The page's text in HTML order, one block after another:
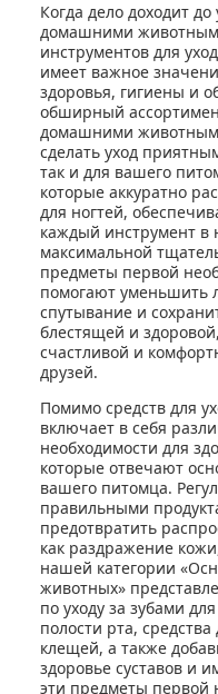
Когда дело доходит
домашними
инструментов для
имеет важное
здоровья, гигиены и
обширный
домашними
сделать уход
так и для вашего
которые аккуратно
для ногтей,
каждый инструмент в
максимальной
предметы первой
помогают уменьшить
спутывание и
блестящей и
счастливой и
друзей.
Помимо средств для
включает в себя
необходимости для
которые отвечают
вашего питомца.
правильными
предотвратить
как раздражение
нашей категории
животных»
по уходу за зубами
полости рта,
клещей, а также
здоровье суставов и
эти предметы первой